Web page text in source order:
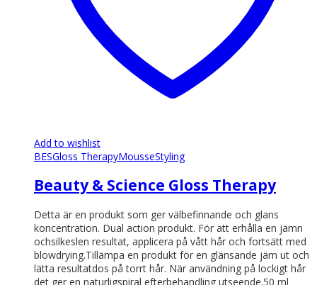
Add to wishlist
BESGloss TherapyMousseStyling
Beauty & Science Gloss Therapy
Detta är en produkt som ger välbefinnande och glans
koncentration. Dual action produkt. För att erhålla en jämn
ochsilkeslen resultat, applicera på vått hår och fortsätt med
blowdrying.Tillämpa en produkt för en glänsande järn ut och
lätta resultatdos på torrt hår. När användning på lockigt hår
det ger en naturligspiral efterbehandling utseende.50 ml